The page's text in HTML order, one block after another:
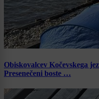
Obiskovalcev Kočevskega
Presenečeni boste …